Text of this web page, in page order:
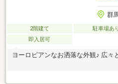
群
2階建て 駐車場あ
即入居可
ヨーロピアンなお洒落な外観♪ 広々